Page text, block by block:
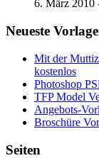
6. März 2010
Neueste
Mit der
kostenlos
Photoshop
TFP Model
Angebots-
Broschüre
Seiten